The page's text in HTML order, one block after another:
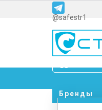
@safestr1
Бренды